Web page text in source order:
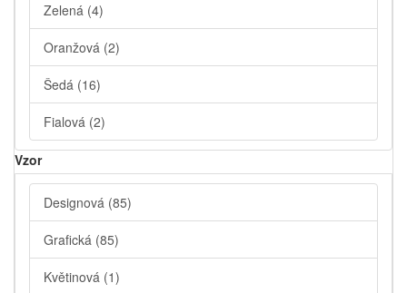
Zelená (4)
Oranžová (2)
Šedá (16)
Fialová (2)
Vzor
Designová (85)
Grafická (85)
Květinová (1)